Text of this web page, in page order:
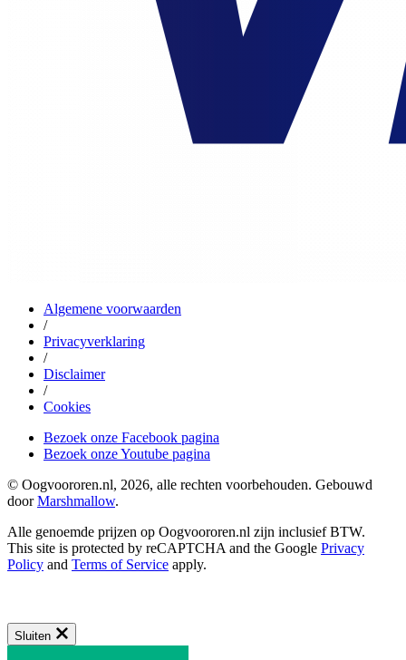
Algemene voorwaarden
/
Privacyverklaring
/
Disclaimer
/
Cookies
Bezoek onze Facebook pagina
Bezoek onze Youtube pagina
© Oogvoororen.nl, 2026, alle rechten voorbehouden. Gebouwd
doorMarshmallow.
Alle genoemde prijzen op Oogvoororen.nl zijn inclusief BTW.
This site is protected by reCAPTCHA and the Google Privacy
Policy and Terms of Service apply.
Sluiten